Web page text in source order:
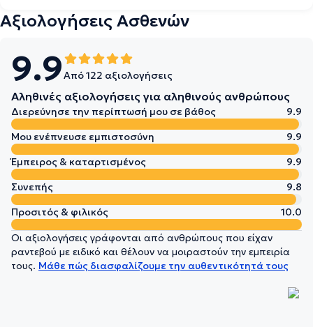
Αξιολογήσεις Ασθενών
9.9Από 122 αξιολογήσεις
Αληθινές αξιολογήσεις για αληθινούς ανθρώπους
Διερεύνησε την περίπτωσή μου σε βάθος
9.9
Μου ενέπνευσε εμπιστοσύνη
9.9
Έμπειρος & καταρτισμένος
9.9
Συνεπής
9.8
Προσιτός & φιλικός
10.0
Οι αξιολογήσεις γράφονται από ανθρώπους που είχαν
ραντεβού με ειδικό και θέλουν να μοιραστούν την εμπειρία
τους. Μάθε πώς διασφαλίζουμε την αυθεντικότητά τους